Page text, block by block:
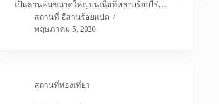
เป็นลานหินขนาดใหญ่บนเนื้อที่หลายร้อยไร่…
สถานที่ อีสานร้อยแปด
พฤษภาคม 5, 2020
สถานที่ท่องเที่ยว